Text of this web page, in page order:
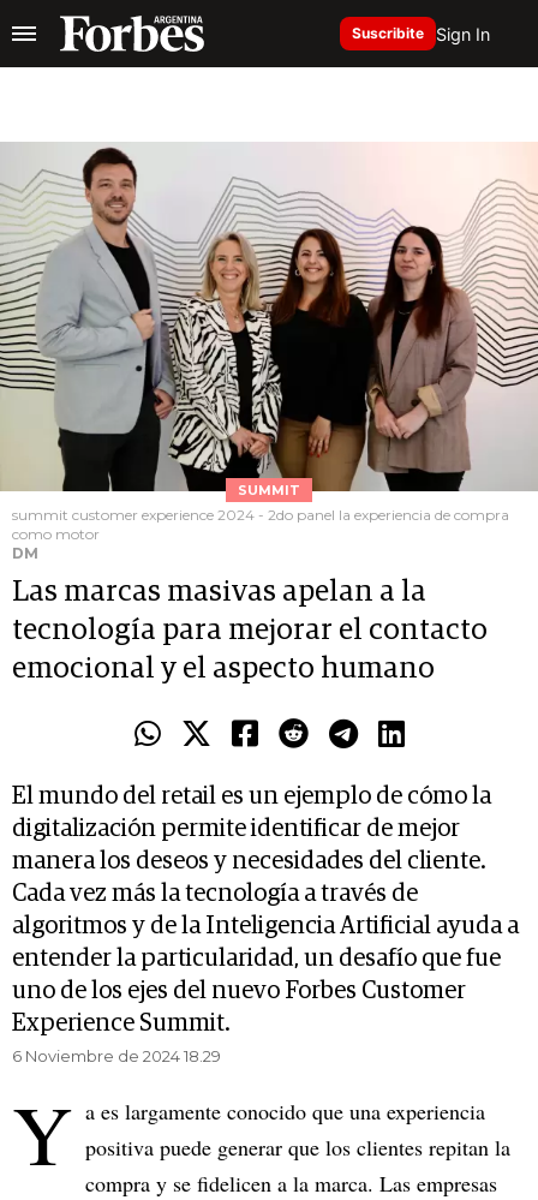
Suscribite Sign In
SUMMIT
summit customer experience 2024 - 2do panel la experiencia de compra
como motor
DM
Las marcas masivas apelan a la
tecnología para mejorar el contacto
emocional y el aspecto humano
El mundo del retail es un ejemplo de cómo la
digitalización permite identificar de mejor
manera los deseos y necesidades del cliente.
Cada vez más la tecnología a través de
algoritmos y de la Inteligencia Artificial ayuda a
entender la particularidad, un desafío que fue
uno de los ejes del nuevo Forbes Customer
Experience Summit.
6 Noviembre de 2024 18.29
Y a es largamente conocido que una experiencia
positiva puede generar que los clientes repitan la
compra y se fidelicen a la marca. Las empresas